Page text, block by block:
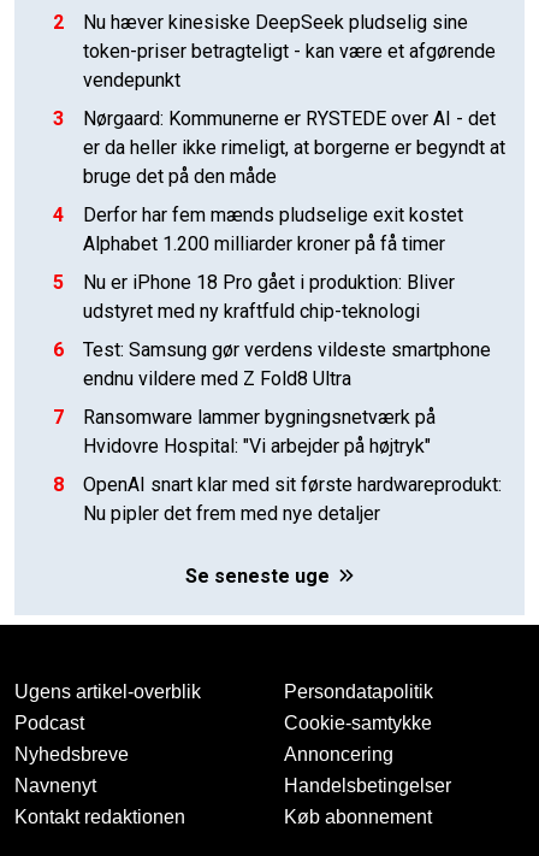
2
Nu hæver kinesiske DeepSeek pludselig sine
token-priser betragteligt - kan være et afgørende
vendepunkt
3
Nørgaard: Kommunerne er RYSTEDE over AI - det
er da heller ikke rimeligt, at borgerne er begyndt at
bruge det på den måde
4
Derfor har fem mænds pludselige exit kostet
Alphabet 1.200 milliarder kroner på få timer
5
Nu er iPhone 18 Pro gået i produktion: Bliver
udstyret med ny kraftfuld chip-teknologi
6
Test: Samsung gør verdens vildeste smartphone
endnu vildere med Z Fold8 Ultra
7
Ransomware lammer bygningsnetværk på
Hvidovre Hospital: "Vi arbejder på højtryk"
8
OpenAI snart klar med sit første hardwareprodukt:
Nu pipler det frem med nye detaljer
Se seneste uge
Ugens artikel-overblik
Podcast
Nyhedsbreve
Navnenyt
Kontakt redaktionen
Persondatapolitik
Cookie-samtykke
Annoncering
Handelsbetingelser
Køb abonnement